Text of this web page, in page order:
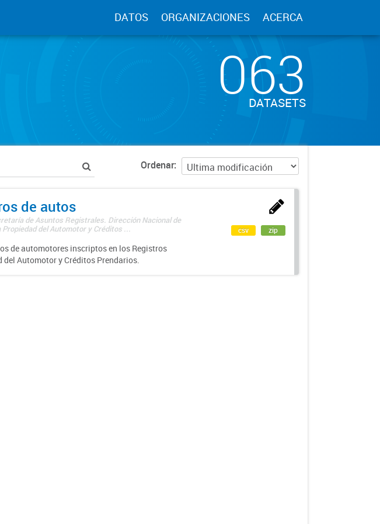
DATOS ORGANIZACIONES ACERCA
063
DATASETS
Ordenar
de autos
de Asuntos Registrales. Dirección Nacional de
del Automotor y Créditos ...
de automotores inscriptos en los Registros
Automotor y Créditos Prendarios.
csv zip